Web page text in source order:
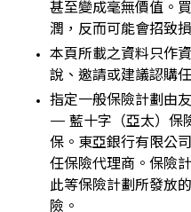
甚至變成毫無價值。
潤，反而可能會招致損
本頁所載之資料只作
說、邀請或建議認購
指定一般保險計劃由
— 藍十字（亞太）保
保。東亞銀行有限公
任保險代理商。保險
此等保險計劃所發放
險。